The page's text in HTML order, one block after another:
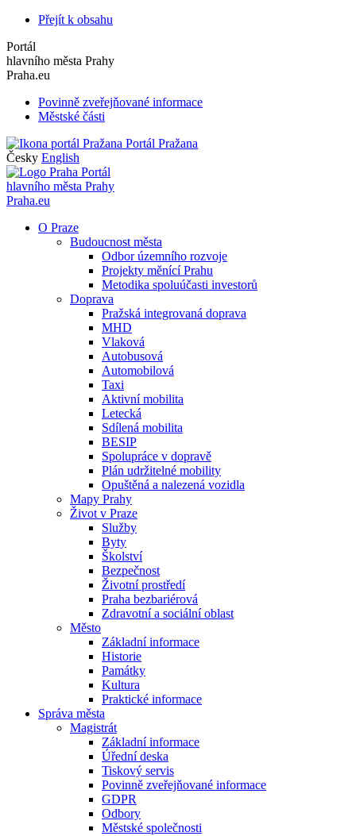
Přejít k obsahu
Portál
hlavního města Prahy
Praha.eu
Povinně zveřejňované informace
Městské části
Portál Pražana
Česky English
Portál
hlavního města Prahy
Praha.eu
O Praze
Budoucnost města
Odbor územního rozvoje
Projekty měnící Prahu
Metodika spoluúčasti investorů
Doprava
Pražská integrovaná doprava
MHD
Vlaková
Autobusová
Automobilová
Taxi
Aktivní mobilita
Letecká
Sdílená mobilita
BESIP
Spolupráce v dopravě
Plán udržitelné mobility
Opuštěná a nalezená vozidla
Mapy Prahy
Život v Praze
Služby
Byty
Školství
Bezpečnost
Životní prostředí
Praha bezbariérová
Zdravotní a sociální oblast
Město
Základní informace
Historie
Památky
Kultura
Praktické informace
Správa města
Magistrát
Základní informace
Úřední deska
Tiskový servis
Povinně zveřejňované informace
GDPR
Odbory
Městské společnosti